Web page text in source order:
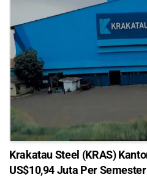
Krakatau Steel (KRAS)
US$10,94 Juta Per